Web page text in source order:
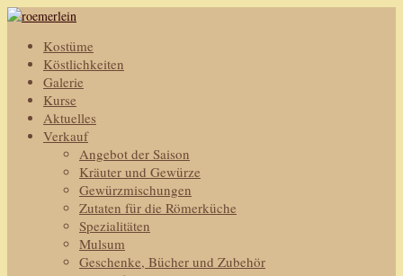
Kostüme
Köstlichkeiten
Galerie
Kurse
Aktuelles
Verkauf
Angebot der Saison
Kräuter und Gewürze
Gewürzmischungen
Zutaten für die Römerküche
Spezialitäten
Mulsum
Geschenke, Bücher und Zubehör